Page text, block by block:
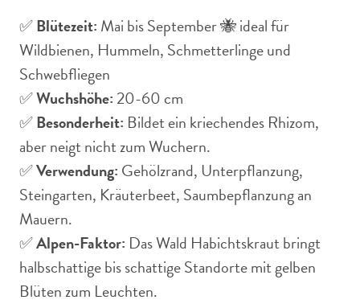
✅Blütezeit: Mai bis September 🐝 ideal für
Wildbienen, Hummeln, Schmetterlinge und
Schwebfliegen
✅Wuchshöhe: 20-60 cm
✅Besonderheit: Bildet ein kriechendes Rhizom,
aber neigt nicht zum Wuchern.
✅Verwendung: Gehölzrand, Unterpflanzung,
Steingarten, Kräuterbeet, Saumbepflanzung an
Mauern.
✅Alpen-Faktor: Das Wald Habichtskraut bringt
halbschattige bis schattige Standorte mit gelben
Blüten zum Leuchten.